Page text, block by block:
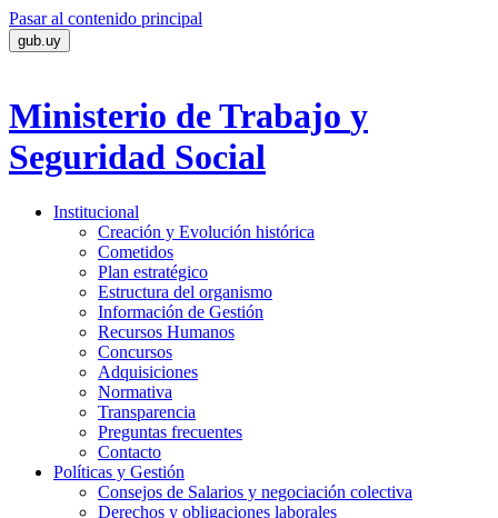
Pasar al contenido principal
gub.uy
Ministerio de Trabajo y
Seguridad Social
Institucional
Creación y Evolución histórica
Cometidos
Plan estratégico
Estructura del organismo
Información de Gestión
Recursos Humanos
Concursos
Adquisiciones
Normativa
Transparencia
Preguntas frecuentes
Contacto
Políticas y Gestión
Consejos de Salarios y negociación colectiva
Derechos y obligaciones laborales